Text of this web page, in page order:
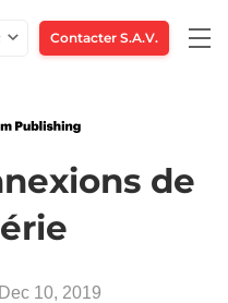
Contacter S.A.V.
de
Dec 10, 2019